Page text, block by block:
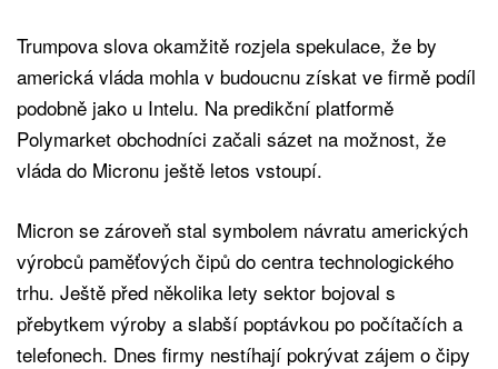
Trumpova slova okamžitě rozjela spekulace, že by
americká vláda mohla v budoucnu získat ve firmě podíl
podobně jako u Intelu. Na predikční platformě
Polymarket obchodníci začali sázet na možnost, že
vláda do Micronu ještě letos vstoupí.
Micron se zároveň stal symbolem návratu amerických
výrobců paměťových čipů do centra technologického
trhu. Ještě před několika lety sektor bojoval s
přebytkem výroby a slabší poptávkou po počítačích a
telefonech. Dnes firmy nestíhají pokrývat zájem o čipy